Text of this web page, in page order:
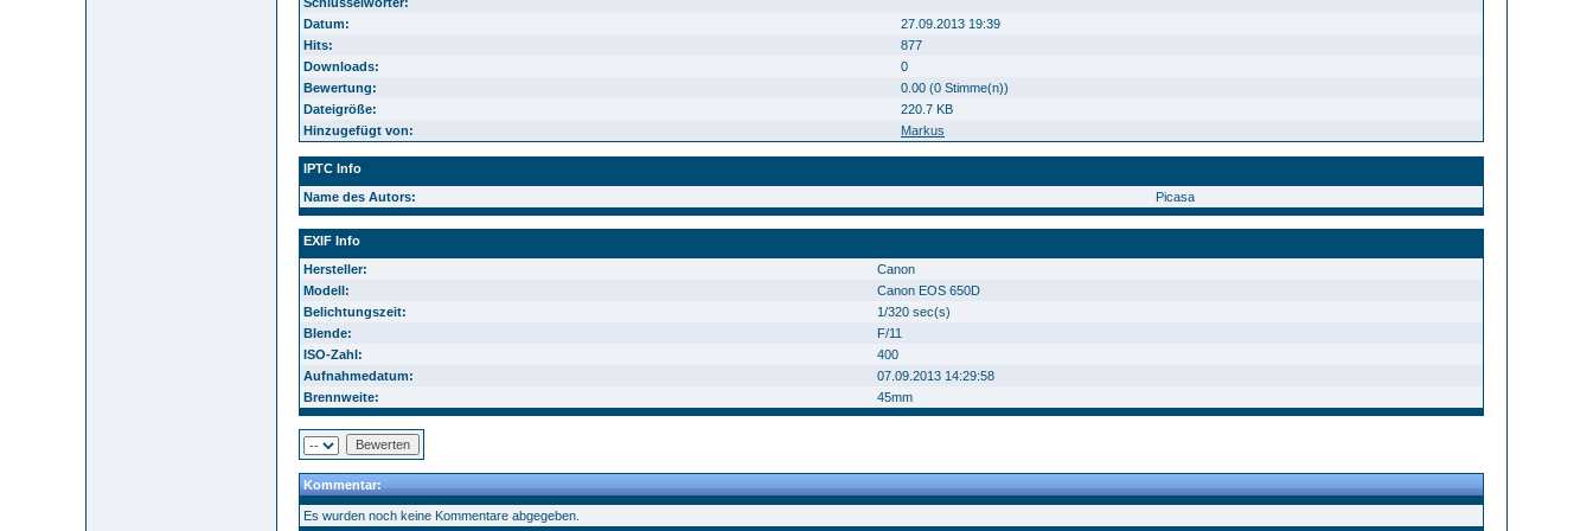
Datum:
27.09.2013 19:39
Hits:
877
Downloads:
0
Bewertung:
0.00 (0 Stimme(n))
Dateigröße:
220.7 KB
Hinzugefügt von:
Markus
IPTC Info
Name des Autors:
Picasa
EXIF Info
Hersteller:
Canon
Modell:
Canon EOS 650D
Belichtungszeit:
1/320 sec(s)
Blende:
F/11
ISO-Zahl:
400
Aufnahmedatum:
07.09.2013 14:29:58
Brennweite:
45mm
Kommentar:
Es wurden noch keine Kommentare abgegeben.